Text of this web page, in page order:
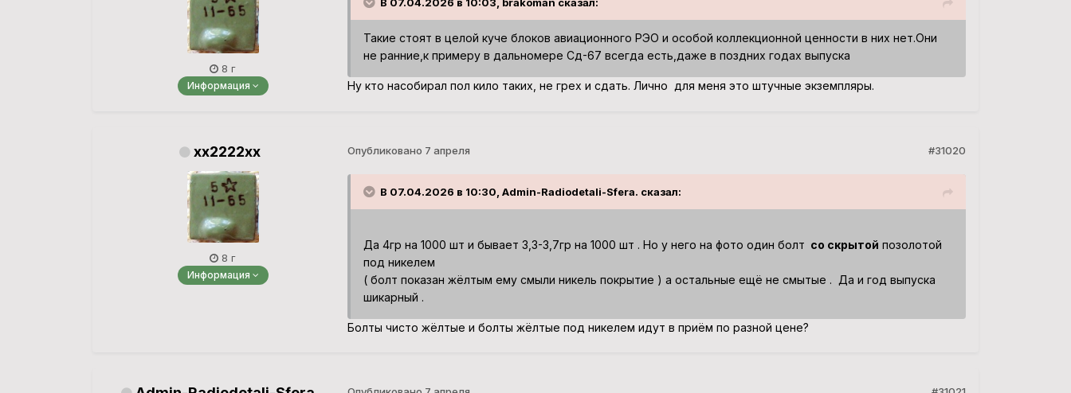
8 г
Информация
Такие стоят в целой куче блоков авиационного РЭО и особой коллекционной ценности в них нет.Они
не ранние,к примеру в дальномере Сд-67 всегда есть,даже в поздних годах выпуска
Ну кто насобирал пол кило таких, не грех и сдать. Лично для меня это штучные экземпляры.
xx2222xx
8 г
Информация
#31020
Опубликовано 7 апреля
В 07.04.2026 в 10:30, Admin-Radiodetali-Sfera. сказал:
Да 4гр на 1000 шт и бывает 3,3-3,7гр на 1000 шт . Но у него на фото один болт со скрытой позолотой
под никелем
( болт показан жёлтым ему смыли никель покрытие ) а остальные ещё не смытые . Да и год выпуска
шикарный .
Болты чисто жёлтые и болты жёлтые под никелем идут в приём по разной цене?